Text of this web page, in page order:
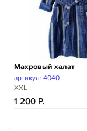
Махровый халат
артикул: 4040
XXL
1 200